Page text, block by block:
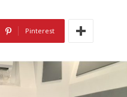
Pinterest